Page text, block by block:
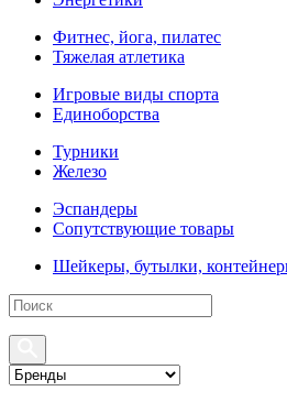
Фитнес, йога, пилатес
Тяжелая атлетика
Игровые виды спорта
Единоборства
Турники
Железо
Эспандеры
Сопутствующие товары
Шейкеры, бутылки,